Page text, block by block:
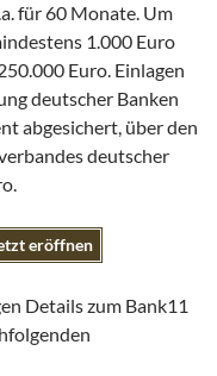
für 60 Monate. Um
1.000 Euro
Euro. Einlagen
deutscher Banken
abgesichert, über den
deutscher
eröffnen
Details zum Bank11